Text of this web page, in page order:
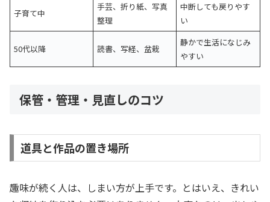
子育て中
手芸、折り紙、写真
整理
中断しても戻りやす
い
50代以降 読書、写経、盆栽
静かで生活になじみ
やすい
保管・管理・見直しのコツ
道具と作品の置き場所
趣味が続く人は、しまい方が上手です。とはいえ、きれい